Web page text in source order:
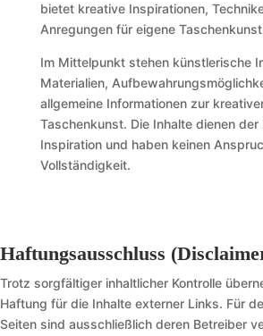
bietet kreative Inspirationen,
Anregungen für eigene
Im Mittelpunkt stehen künstlerische
Materialien,
allgemeine Informationen zur
Taschenkunst. Die Inhalte dienen der
Inspiration und haben keinen
Vollständigkeit.
Haftungsausschluss
Trotz sorgfältiger inhaltlicher Kontrolle
Haftung für die Inhalte externer Links. Für
Seiten sind ausschließlich deren Betreiber